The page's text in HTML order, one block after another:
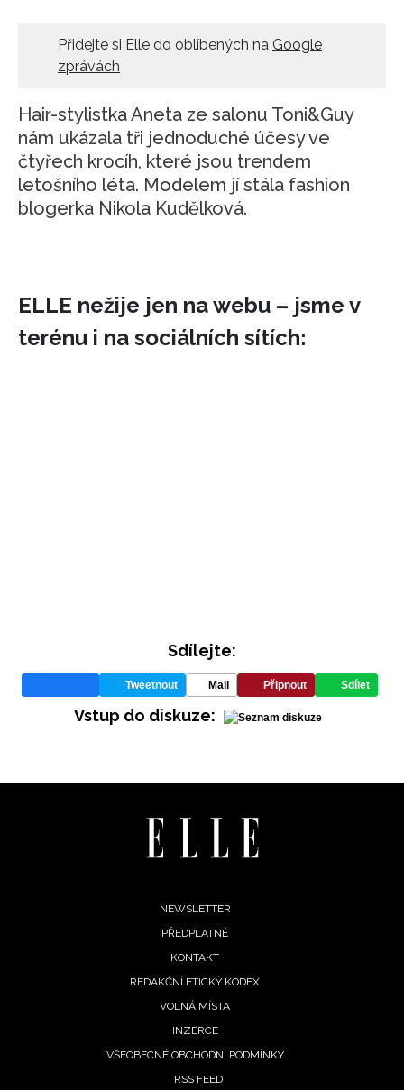
INFORMACE
Přidejte si Elle do oblíbených na Google
zprávách
Hair-stylistka Aneta ze salonu Toni&Guy
nám ukázala tři jednoduché účesy ve
čtyřech krocíh, které jsou trendem
letošního léta. Modelem jí stála fashion
blogerka Nikola Kudělková.
ELLE nežije jen na webu – jsme v
terénu i na sociálních sítích:
Sdílejte:
Tweetnout Mail Připnout Sdílet
Vstup do diskuze:
NEWSLETTER
PŘEDPLATNÉ
KONTAKT
REDAKČNÍ ETICKÝ KODEX
VOLNÁ MÍSTA
INZERCE
VŠEOBECNÉ OBCHODNÍ PODMÍNKY
RSS FEED